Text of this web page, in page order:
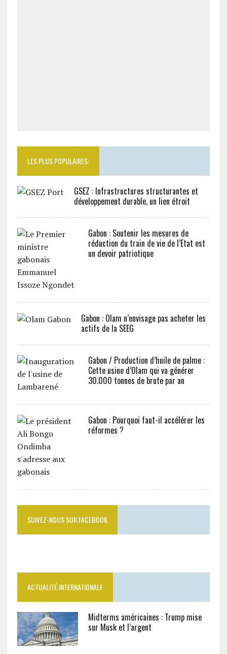
LES PLUS POPULAIRES:
GSEZ : Infrastructures structurantes et
développement durable, un lien étroit
Gabon : Soutenir les mesures de
réduction du train de vie de l’Etat est
un devoir patriotique
Gabon : Olam n’envisage pas acheter les
actifs de la SEEG
Gabon / Production d’huile de palme :
Cette usine d’Olam qui va générer
30.000 tonnes de brute par an
Gabon : Pourquoi faut-il accélérer les
réformes ?
SUIVEZ-NOUS SUR FACEBOOK
ACTUALITÉ INTERNATIONALE
Midterms américaines : Trump mise
sur Musk et l’argent